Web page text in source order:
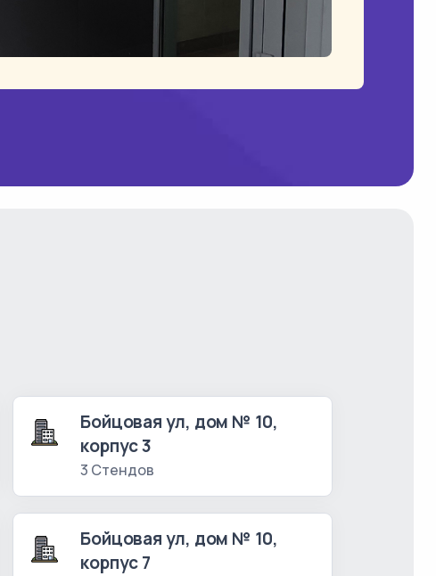
Бойцовая ул, дом № 10,
корпус 3
3 Стендов
Бойцовая ул, дом № 10,
корпус 7